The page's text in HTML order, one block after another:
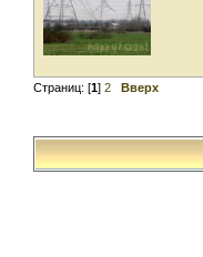
Страниц: [1] 2 Вверх